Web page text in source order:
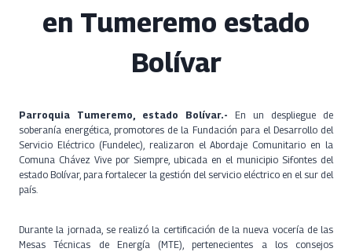
en Tumeremo estado
Bolívar
Parroquia Tumeremo, estado Bolívar.- En un despliegue de
soberanía energética, promotores de la Fundación para el Desarrollo del
Servicio Eléctrico (Fundelec), realizaron el Abordaje Comunitario en la
Comuna Chávez Vive por Siempre, ubicada en el municipio Sifontes del
estado Bolívar, para fortalecer la gestión del servicio eléctrico en el sur del
país.
Durante la jornada, se realizó la certificación de la nueva vocería de las
Mesas Técnicas de Energía (MTE), pertenecientes a los consejos